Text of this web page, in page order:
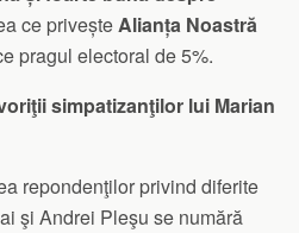
ce priveșteAlianța Noastră
pragul electoral de 5%.
simpatizanţilor lui Marian
repondenţilor privind diferite
şi Andrei Pleşu se numără